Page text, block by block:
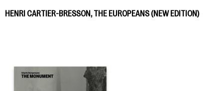
HENRI CARTIER-BRESSON, THE EUROPEANS (NEW EDITION)